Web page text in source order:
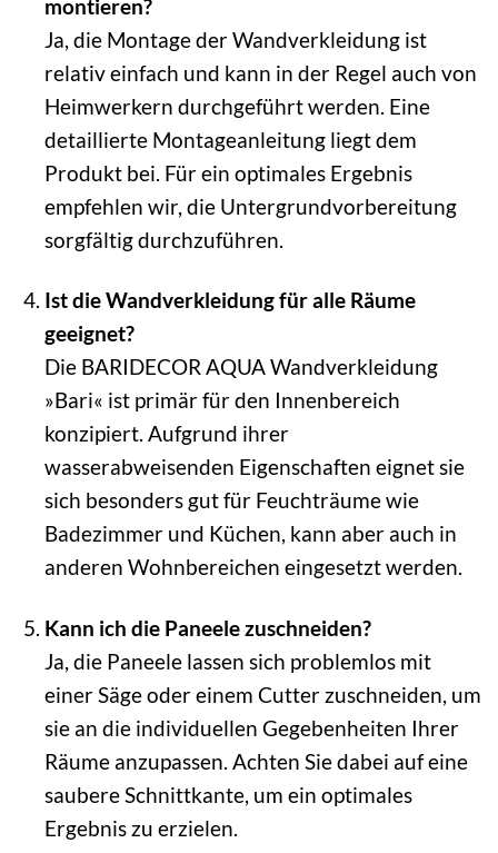
montieren?
Ja, die Montage der Wandverkleidung ist
relativ einfach und kann in der Regel auch von
Heimwerkern durchgeführt werden. Eine
detaillierte Montageanleitung liegt dem
Produkt bei. Für ein optimales Ergebnis
empfehlen wir, die Untergrundvorbereitung
sorgfältig durchzuführen.
Ist die Wandverkleidung für alle Räume
geeignet?
Die BARIDECOR AQUA Wandverkleidung
»Bari« ist primär für den Innenbereich
konzipiert. Aufgrund ihrer
wasserabweisenden Eigenschaften eignet sie
sich besonders gut für Feuchträume wie
Badezimmer und Küchen, kann aber auch in
anderen Wohnbereichen eingesetzt werden.
Kann ich die Paneele zuschneiden?
Ja, die Paneele lassen sich problemlos mit
einer Säge oder einem Cutter zuschneiden, um
sie an die individuellen Gegebenheiten Ihrer
Räume anzupassen. Achten Sie dabei auf eine
saubere Schnittkante, um ein optimales
Ergebnis zu erzielen.